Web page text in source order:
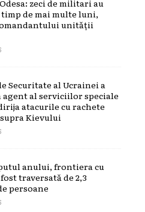
zeci de militari au
de mai multe luni,
unității
Securitate al Ucrainei a
al serviciilor speciale
atacurile cu rachete
Kievului
anului, frontiera cu
traversată de 2,3
persoane